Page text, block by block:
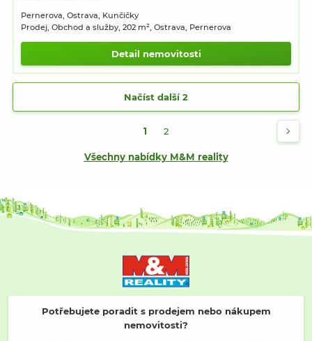
Pernerova, Ostrava, Kunčičky
Prodej, Obchod a služby, 202 m², Ostrava, Pernerova
Detail nemovitosti
Načíst další 2
1 2
Všechny nabídky M&M reality
Potřebujete poradit s prodejem nebo nákupem
nemovitosti?